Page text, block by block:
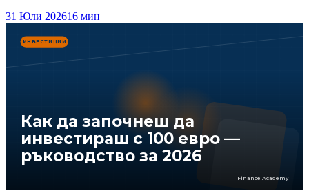
31 Юли 202616 мин
ИНВЕСТИЦИИ
Как да започнеш да
инвестираш с 100 евро —
ръководство за 2026
Finance Academy